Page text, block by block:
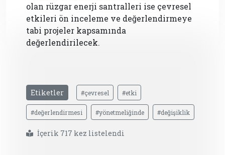
olan rüzgar enerji santralleri ise çevresel
etkileri ön inceleme ve değerlendirmeye
tabi projeler kapsamında
değerlendirilecek.
Etiketler #çevresel #etki
#değerlendirmesi #yönetmeliğinde #değişiklik
İçerik 717 kez listelendi